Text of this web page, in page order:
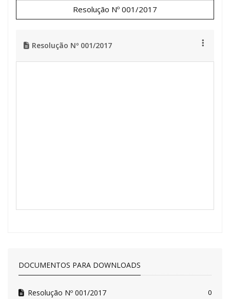
Resolução Nº 001/2017
Resolução Nº 001/2017
DOCUMENTOS PARA DOWNLOADS
Resolução Nº 001/2017 0